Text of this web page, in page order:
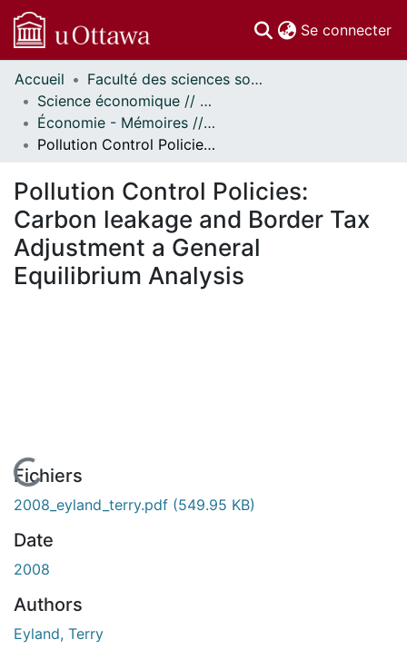
Se connecter
Communautés
et collections
Parcourir
Statistiques
À propos
Accueil
Faculté des sciences sociales // Faculty of Social Sciences
Science économique // Economics
Économie - Mémoires // Economics - Research Papers
Pollution Control Policies: Carbon leakage and Border Tax Adjustment a General Equilibrium Analysis
Pollution Control Policies:
Carbon leakage and Border Tax
Adjustment a General
Equilibrium Analysis
En cours de chargement...
Fichiers
2008_eyland_terry.pdf (549.95 KB)
Date
2008
Authors
Eyland, Terry